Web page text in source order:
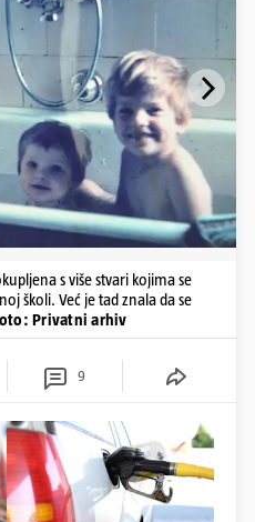
s više stvari kojima se
školi. Već je tad znala da se
Privatni arhiv
9